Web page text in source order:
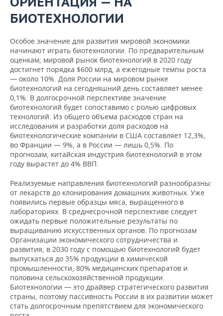
БИОТЕХНОЛОГИИ
Особое значение для развития мировой экономики
начинают играть биотехнологии. По предварительным
оценкам, мировой рынок биотехнологий в 2020 году
достигнет порядка $600 млрд, а ежегодные темпы роста
— около 10%. Доля России на мировом рынке
биотехнологий на сегодняшний день составляет менее
0,1%. В долгосрочной перспективе значение
биотехнологий будет сопоставимо с ролью цифровых
технологий. Из общего объема расходов стран на
исследования и разработки доля расходов на
биотехнологические компании в США составляет 12,3%,
во Франции — 9%, а в России — лишь 0,5%. По
прогнозам, китайская индустрия биотехнологий в этом
году вырастет до 4% ВВП.
Реализуемые направления биотехнологий разнообразны:
от лекарств до клонирования домашних животных. Уже
появились первые образцы мяса, выращенного в
лабораториях. В среднесрочной перспективе следует
ожидать первые положительные результаты по
выращиванию искусственных органов. По прогнозам
Организации экономического сотрудничества и
развития, в 2030 году с помощью биотехнологий будет
выпускаться до 35% продукции в химической
промышленности, 80% медицинских препаратов и
половина сельскохозяйственной продукции.
Биотехнологии — это драйвер стратегического развития
страны, поэтому пассивность России в их развитии может
стать долгосрочным препятствием для экономического